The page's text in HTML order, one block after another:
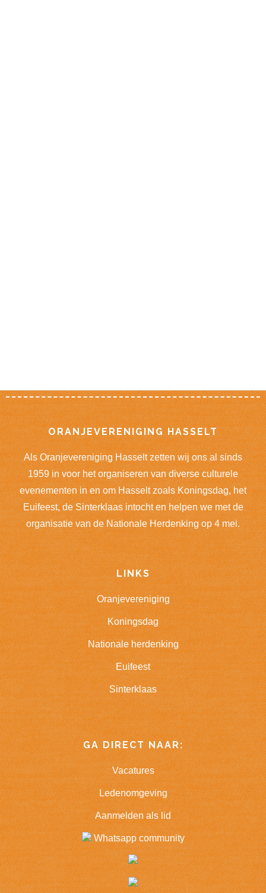
Footer
ORANJEVERENIGING HASSELT
Als Oranjevereniging Hasselt zetten wij ons al sinds
1959 in voor het organiseren van diverse culturele
evenementen in en om Hasselt zoals Koningsdag, het
Euifeest, de Sinterklaas intocht en helpen we met de
organisatie van de Nationale Herdenking op 4 mei.
LINKS
Oranjevereniging
Koningsdag
Nationale herdenking
Euifeest
Sinterklaas
GA DIRECT NAAR:
Vacatures
Ledenomgeving
Aanmelden als lid
Whatsapp community